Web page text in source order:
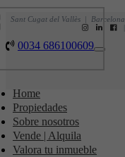
Sant Cugat del Vallès | Barcelona
0034 686100609
Toggle
Home
Propiedades
Sobre nosotros
Vende | Alquila
Valora tu inmueble